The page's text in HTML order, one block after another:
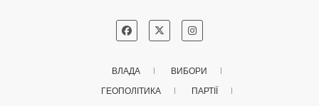
ВЛАДА
ВИБОРИ
ГЕОПОЛІТИКА
ПАРТІЇ